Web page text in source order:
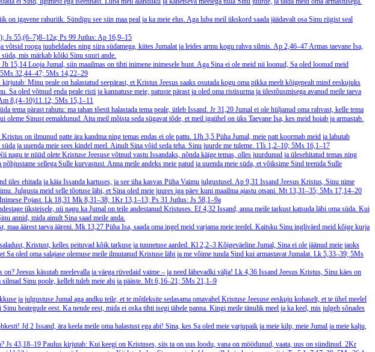
on igavene rahuriik. Sündigu see siin maa peal ja ka meie elus. Aga luba meil ükskord saada jäädavalt osa Sinu riigist seal
Js 55,(6–7)8–12a; Ps 99 Jutlus: Ap 16,9–15
rooga juubeldades ning siira südamega, kiites Jumalat ja leides armu kogu rahva silmis. Ap 2,46–47Armas taevane Isa,
mis märkab kõiki Sinu suuri ande.
Jh 15,14 Looja Jumal, siin maailmas on tihti inimene inimesele hunt. Aga Sina ei ole meid nii loonud, Sa oled loonud meid
5Ms 32,44–47; 5Ms 14,22–29
kirjutab: Minu peale on halastatud seepärast, et Kristus Jeesus saaks osutada kogu oma pikka meelt kõigepealt mind eeskujuks
Sa oled võtnud enda peale risti ja kannatuse meie, patuste pärast ja oled oma ristisurma ja ülestõusmisega avanud meile taeva
8,(4–10)11.12; 5Ms 15,1–11
tema pärast rahutu: ma tahan tõesti halastada tema peale, ütleb Issand. Jr 31,20 Jumal ei ole hüljanud oma rahvast, kelle tema
Sinust eemaldunud. Aita meil mõista seda sügavat tõde, et meil igaühel on üks Taevane Isa, kes meid hoiab ja armastab.
Kristus on ilmunud patte ära kandma ning temas endas ei ole pattu. 1Jh 3,5 Püha Jumal, meie patt koormab meid ja lahutab
ja uuenda meie sees kindel meel. Ainult Sina võid seda teha. Sinu juurde me tuleme. 1Ts 1,2–10; 5Ms 16,1–17
nagu te nüüd olete Kristuse Jeesuse võtnud vastu Issandaks, nõnda käige temas, olles juurdunud ja ülesehitatud temas ning
sellega Sulle kurvastust. Anna meile andeks meie patud ja uuenda meie süda, et võiksime Sind teenida Sulle
üles ehitada ja käia Issanda kartuses, ja see üha kasvas Püha Vaimu julgustusel. Ap 9,31 Issand Jeesus Kristus, Sinu nime
Julgusta meid selle tõotuse läbi, et Sina oled meie juures iga päev kuni maailma ajastu otsani. Mt 13,31–35; 5Ms 17,14–20
Pojast. Lk 18,31 Mk 8,31–38; 1Kr 13,1–13; Ps 31 Jutlus: Js 58,1–9a
üksteisele, nii nagu ka Jumal on teile andestanud Kristuses. Ef 4,32 Issand, anna meile tarkust katsuda läbi oma süda. Kui
annid, mida ainult Sina saad meile anda.
äärest taeva ääreni. Mk 13,27 Püha Isa, saada oma ingel meid varjama meie teedel. Kaitsku Sinu ingliväed meid kõige kurja
Kristust, kelles peituvad kõik tarkuse ja tunnetuse aarded. Kl 2,2–3 Kõigeväeline Jumal, Sina ei ole jäänud meie jaoks
oled oma salajase olemuse meile ilmutanud Kristuse läbi ja me võime tunda Sind kui armastavat Jumalat. Lk 5,33–39; 5Ms
Jeesus käsutab meelevalla ja väega rüvedaid vaime – ja need lähevadki välja! Lk 4,36 Issand Jeesus Kristus, Sinu käes on
Sinu poole, kellelt tuleb meie abi ja pääste. Mt 6,16–21; 5Ms 21,1–9
ja julgustuse Jumal aga andku teile, et te mõtleksite sedasama omavahel Kristuse Jeesuse eeskuju kohaselt, et te ühel meelel
heategude eest. Ka nende eest, mida ei oska tihti isegi tähele panna. Kingi meile tänulik meel ja ka keel, mis julgeb sõnades
Jd 2 Issand, ära keela meile oma halastust ega abi! Sina, kes Sa oled meie varjupaik ja meie kilp, meie Jumal ja meie kalju,
Js 43,18–19 Paulus kirjutab: Kui keegi on Kristuses, siis ta on uus loodu, vana on möödunud, vaata, uus on sündinud. 2Kr